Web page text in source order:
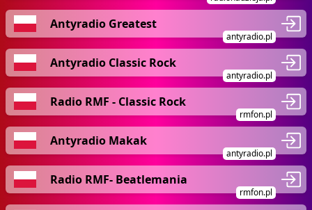
Antyradio Greatest
antyradio.pl
Antyradio Classic Rock
antyradio.pl
Radio RMF - Classic Rock
rmfon.pl
Antyradio Makak
antyradio.pl
Radio RMF- Beatlemania
rmfon.pl